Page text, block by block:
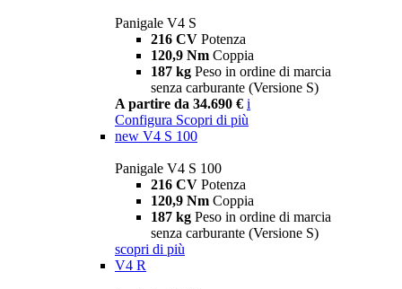
Panigale V4 S
216 CV Potenza
120,9 Nm Coppia
187 kg Peso in ordine di marcia
senza carburante (Versione S)
A partire da 34.690 € i
Configura Scopri di più
new V4 S 100
Panigale V4 S 100
216 CV Potenza
120,9 Nm Coppia
187 kg Peso in ordine di marcia
senza carburante (Versione S)
scopri di più
V4 R